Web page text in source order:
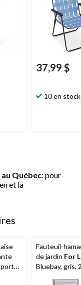
37,99 $
10 en stock
Québec: pour
et la
Fauteuil-
de jardin For
Bluebay, gris,